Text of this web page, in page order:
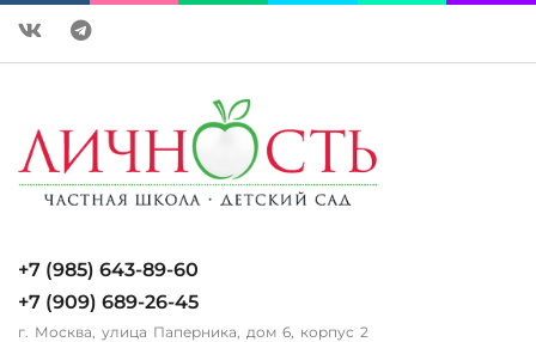
+7 (985) 643-89-60
+7 (909) 689-26-45
г. Москва, улица Паперника, дом 6, корпус 2